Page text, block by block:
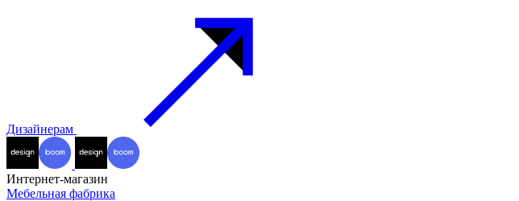
Дизайнерам
Интернет-магазин
Мебельная фабрика